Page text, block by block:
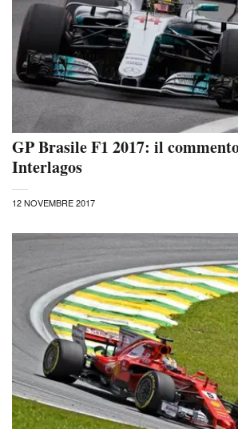
GP Brasile F1 2017: il
Interlagos
12 NOVEMBRE 2017